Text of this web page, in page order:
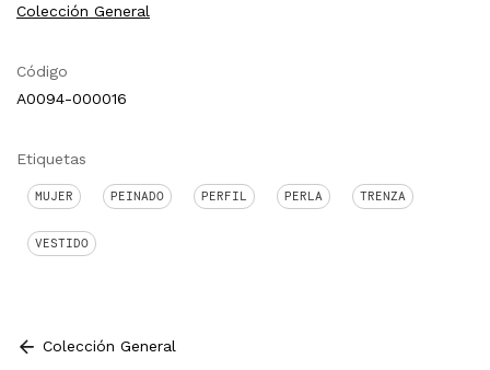
Colección General
Código
A0094-000016
Etiquetas
MUJER PEINADO PERFIL PERLA TRENZA
VESTIDO
Colección General